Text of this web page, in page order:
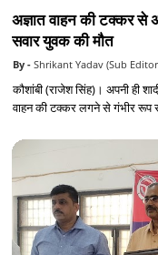
अज्ञात वाहन की टक्कर से
सवार युवक की मौत
Shrikant Yadav (Sub
कौशांबी (राजेश सिंह)। अपनी ही
वाहन की टक्कर लगने से गंभीर